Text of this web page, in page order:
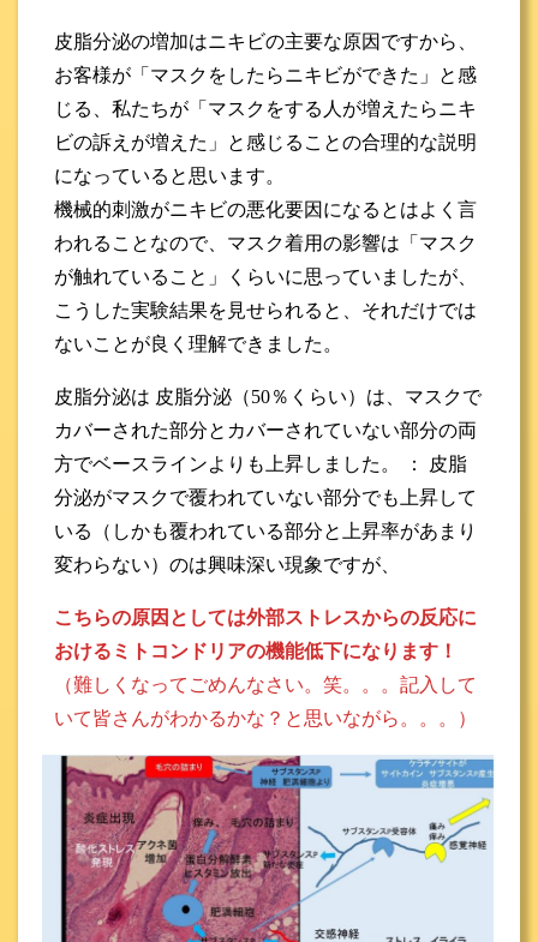
皮脂分泌の増加はニキビの主要な原因ですから、
お客様が「マスクをしたらニキビができた」と感
じる、私たちが「マスクをする人が増えたらニキ
ビの訴えが増えた」と感じることの合理的な説明
になっていると思います。
機械的刺激がニキビの悪化要因になるとはよく言
われることなので、マスク着用の影響は「マスク
が触れていること」くらいに思っていましたが、
こうした実験結果を見せられると、それだけでは
ないことが良く理解できました。
皮脂分泌は 皮脂分泌（50％くらい）は、マスクで
カバーされた部分とカバーされていない部分の両
方でベースラインよりも上昇しました。 ： 皮脂
分泌がマスクで覆われていない部分でも上昇して
いる（しかも覆われている部分と上昇率があまり
変わらない）のは興味深い現象ですが、
こちらの原因としては外部ストレスからの反応に
おけるミトコンドリアの機能低下になります！
（難しくなってごめんなさい。笑。。。記入して
いて皆さんがわかるかな？と思いながら。。。）